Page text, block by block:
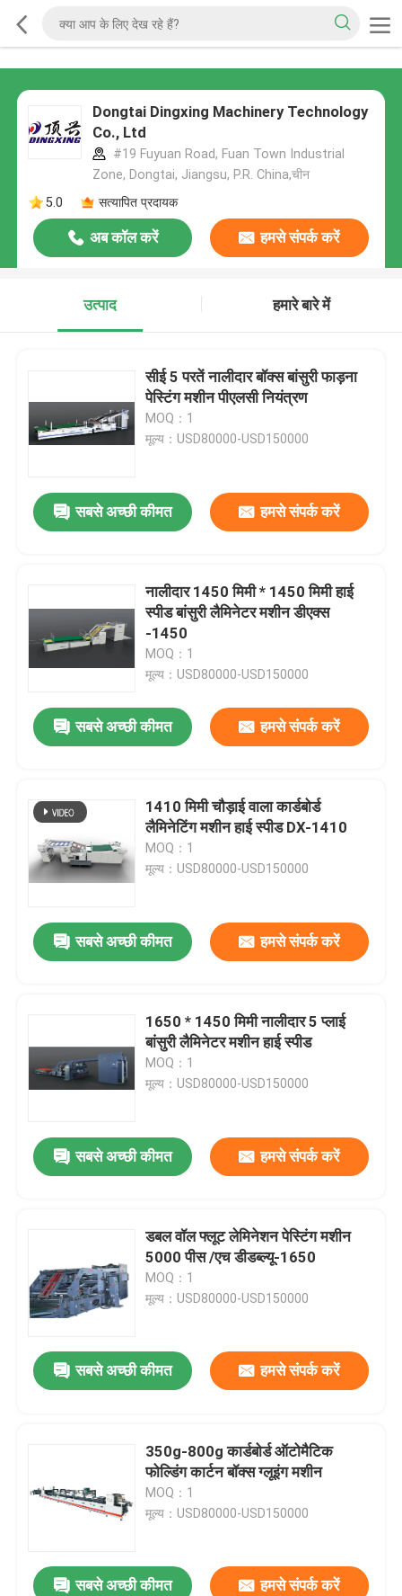
Dongtai Dingxing Machinery Technology
Co., Ltd
#19 Fuyuan Road, Fuan Town Industrial
Zone, Dongtai, Jiangsu, P.R. China,चीन
5.0
सत्यापित प्रदायक
अब कॉल करें हमसे संपर्क करें
उत्पाद हमारे बारे में
सीई 5 परतें नालीदार बॉक्स बांसुरी फाड़ना
पेस्टिंग मशीन पीएलसी नियंत्रण
MOQ：1
मूल्य：USD80000-USD150000
सबसे अच्छी कीमत हमसे संपर्क करें
नालीदार 1450 मिमी * 1450 मिमी हाई
स्पीड बांसुरी लैमिनेटर मशीन डीएक्स
-1450
MOQ：1
मूल्य：USD80000-USD150000
सबसे अच्छी कीमत हमसे संपर्क करें
1410 मिमी चौड़ाई वाला कार्डबोर्ड
लैमिनेटिंग मशीन हाई स्पीड DX-1410
MOQ：1
मूल्य：USD80000-USD150000
सबसे अच्छी कीमत हमसे संपर्क करें
1650 * 1450 मिमी नालीदार 5 प्लाई
बांसुरी लैमिनेटर मशीन हाई स्पीड
MOQ：1
मूल्य：USD80000-USD150000
सबसे अच्छी कीमत हमसे संपर्क करें
डबल वॉल फ्लूट लेमिनेशन पेस्टिंग मशीन
5000 पीस /एच डीडब्ल्यू-1650
MOQ：1
मूल्य：USD80000-USD150000
सबसे अच्छी कीमत हमसे संपर्क करें
350g-800g कार्डबोर्ड ऑटोमैटिक
फोल्डिंग कार्टन बॉक्स ग्लूइंग मशीन
MOQ：1
मूल्य：USD80000-USD150000
सबसे अच्छी कीमत हमसे संपर्क करें